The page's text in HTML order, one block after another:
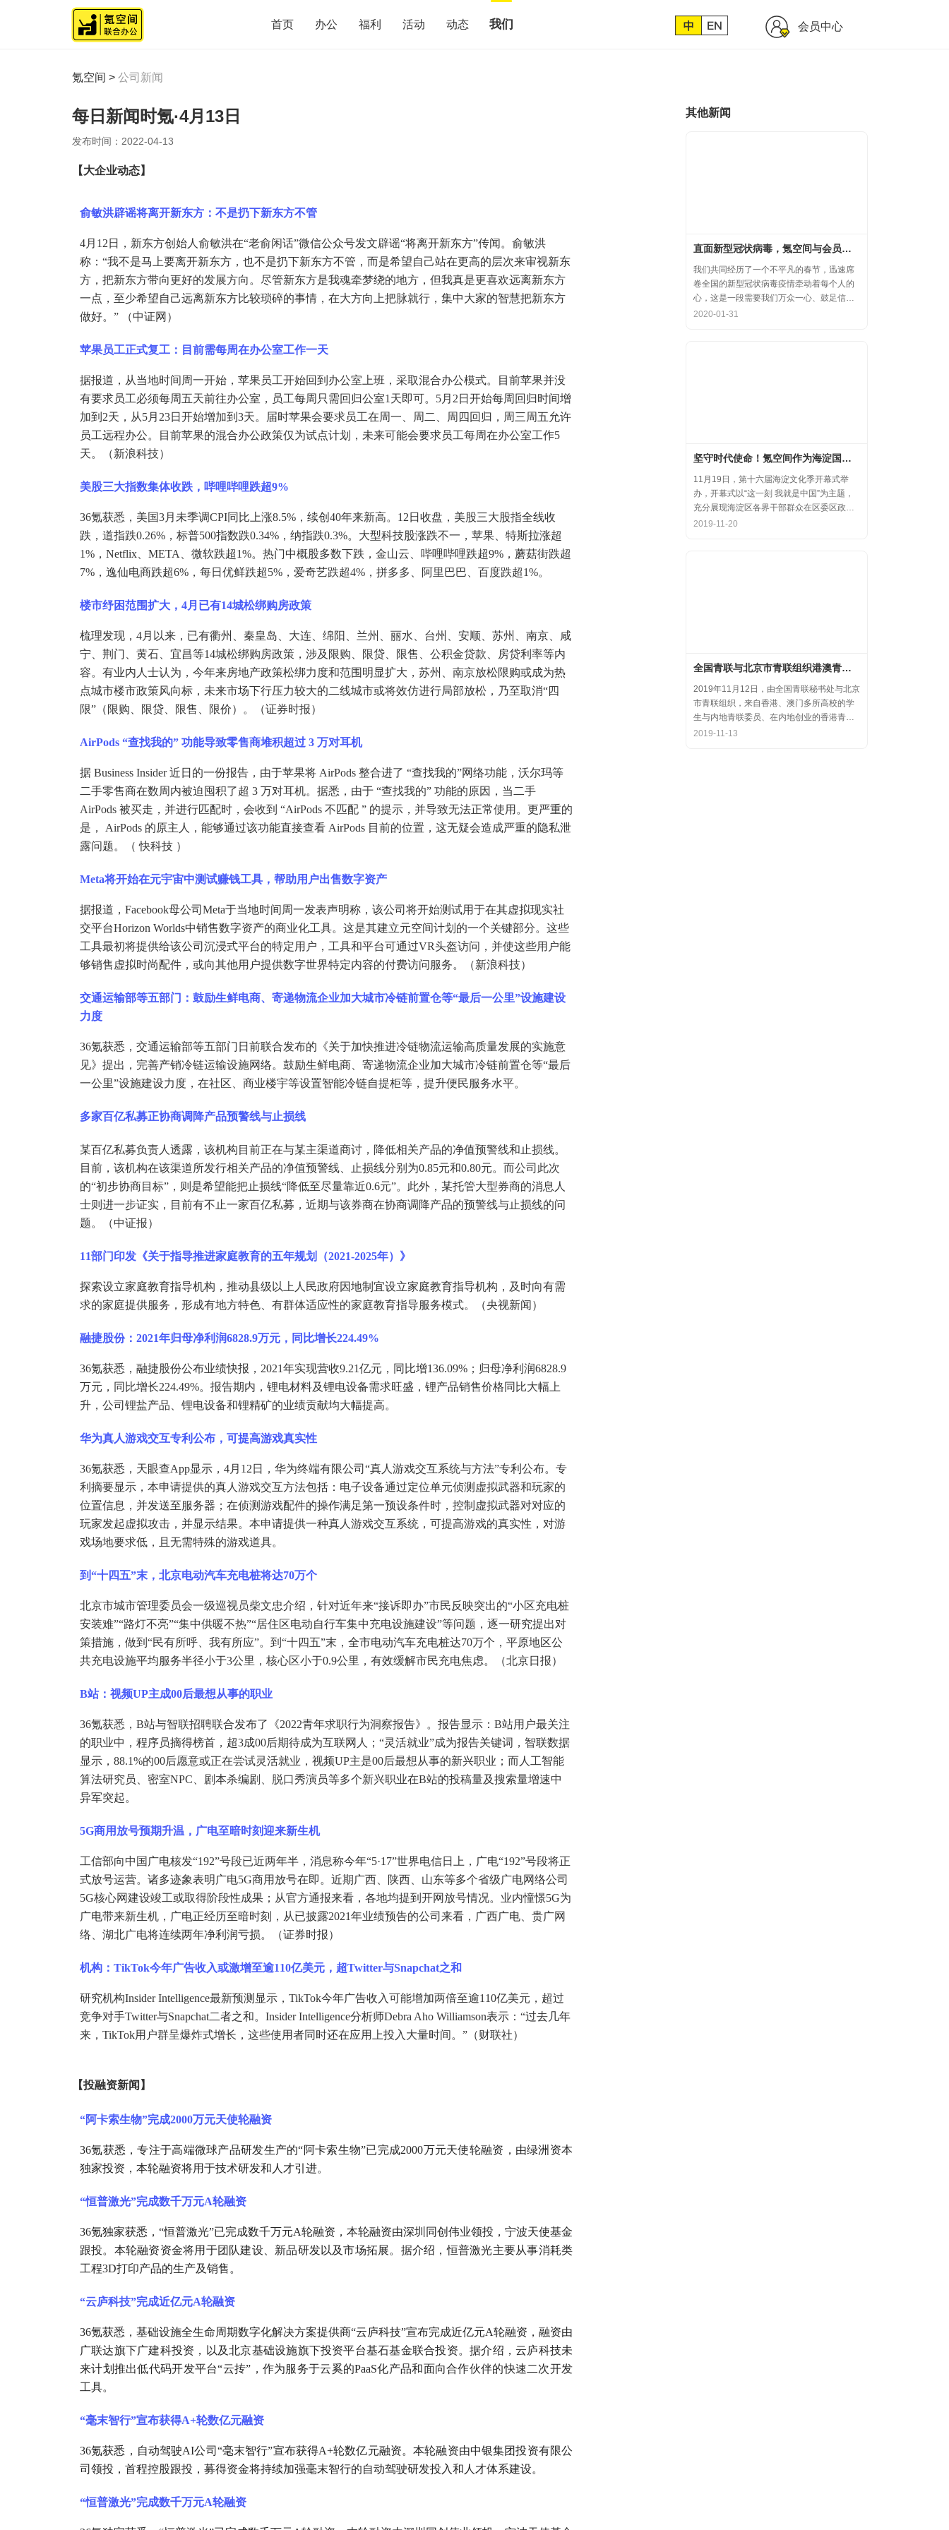
首页 办公 福利 活动 动态 我们 会员中心
氪空间 > 公司新闻
每日新闻时氪·4月13日
发布时间： 2022-04-13
【大企业动态】
俞敏洪辟谣将离开新东方：不是扔下新东方不管
4月12日，新东方创始人俞敏洪在“老俞闲话”微信公众号发文辟谣“将离开新东方”传闻。俞敏洪
称：“我不是马上要离开新东方，也不是扔下新东方不管，而是希望自己站在更高的层次来审视新东
方，把新东方带向更好的发展方向。尽管新东方是我魂牵梦绕的地方，但我真是更喜欢远离新东方
一点，至少希望自己远离新东方比较琐碎的事情，在大方向上把脉就行，集中大家的智慧把新东方
做好。” （中证网）
苹果员工正式复工：目前需每周在办公室工作一天
据报道，从当地时间周一开始，苹果员工开始回到办公室上班，采取混合办公模式。目前苹果并没
有要求员工必须每周五天前往办公室，员工每周只需回归公室1天即可。5月2日开始每周回归时间增
加到2天，从5月23日开始增加到3天。届时苹果会要求员工在周一、周二、周四回归，周三周五允许
员工远程办公。目前苹果的混合办公政策仅为试点计划，未来可能会要求员工每周在办公室工作5
天。（新浪科技）
美股三大指数集体收跌，哔哩哔哩跌超9%
36氪获悉，美国3月未季调CPI同比上涨8.5%，续创40年来新高。12日收盘，美股三大股指全线收
跌，道指跌0.26%，标普500指数跌0.34%，纳指跌0.3%。大型科技股涨跌不一，苹果、特斯拉涨超
1%，Netflix、META、微软跌超1%。热门中概股多数下跌，金山云、哔哩哔哩跌超9%，蘑菇街跌超
7%，逸仙电商跌超6%，每日优鲜跌超5%，爱奇艺跌超4%，拼多多、阿里巴巴、百度跌超1%。
楼市纾困范围扩大， 4月已有14城松绑购房政策
梳理发现， 4月以来，已有衢州、秦皇岛、大连、绵阳、兰州、丽水、台州、安顺、苏州、南京、咸
宁、荆门、黄石、宜昌等14城松绑购房政策，涉及限购、限贷、限售、公积金贷款、房贷利率等内
容。有业内人士认为，今年来房地产政策松绑力度和范围明显扩大，苏州、南京放松限购或成为热
点城市楼市政策风向标，未来市场下行压力较大的二线城市或将效仿进行局部放松，乃至取消“四
限”（限购、限贷、限售、限价）。（证券时报）
AirPods “查找我的” 功能导致零售商堆积超过 3 万对耳机
据 Business Insider 近日的一份报告，由于苹果将 AirPods 整合进了 “查找我的”网络功能，沃尔玛等
二手零售商在数周内被迫囤积了超 3 万对耳机。据悉，由于 “查找我的” 功能的原因，当二手
AirPods 被买走，并进行匹配时，会收到 “AirPods 不匹配 ” 的提示，并导致无法正常使用。更严重的
是， AirPods 的原主人，能够通过该功能直接查看 AirPods 目前的位置，这无疑会造成严重的隐私泄
露问题。（ 快科技 ）
Meta将开始在元宇宙中测试赚钱工具，帮助用户出售数字资产
据报道， Facebook母公司Meta于当地时间周一发表声明称，该公司将开始测试用于在其虚拟现实社
交平台Horizon Worlds中销售数字资产的商业化工具。这是其建立元空间计划的一个关键部分。这些
工具最初将提供给该公司沉浸式平台的特定用户，工具和平台可通过VR头盔访问，并使这些用户能
够销售虚拟时尚配件，或向其他用户提供数字世界特定内容的付费访问服务。（新浪科技）
交通运输部等五部门：鼓励生鲜电商、寄递物流企业加大城市冷链前置仓等“最后一公里”设施建设
力度
36氪获悉，交通运输部等五部门日前联合发布的《关于加快推进冷链物流运输高质量发展的实施意
见》提出，完善产销冷链运输设施网络。鼓励生鲜电商、寄递物流企业加大城市冷链前置仓等“最后
一公里”设施建设力度，在社区、商业楼宇等设置智能冷链自提柜等，提升便民服务水平。
多家百亿私募正协商调降产品预警线与止损线
某百亿私募负责人透露，该机构目前正在与某主渠道商讨，降低相关产品的净值预警线和止损线。
目前，该机构在该渠道所发行相关产品的净值预警线、止损线分别为0.85元和0.80元。而公司此次
的“初步协商目标”，则是希望能把止损线“降低至尽量靠近0.6元”。此外，某托管大型券商的消息人
士则进一步证实，目前有不止一家百亿私募，近期与该券商在协商调降产品的预警线与止损线的问
题。（中证报）
11部门印发《关于指导推进家庭教育的五年规划（2021-2025年）》
探索设立家庭教育指导机构，推动县级以上人民政府因地制宜设立家庭教育指导机构，及时向有需
求的家庭提供服务，形成有地方特色、有群体适应性的家庭教育指导服务模式。（央视新闻）
融捷股份： 2021年归母净利润6828.9万元，同比增长224.49%
36氪获悉，融捷股份公布业绩快报，2021年实现营收9.21亿元，同比增136.09%；归母净利润6828.9
万元，同比增长224.49%。报告期内，锂电材料及锂电设备需求旺盛，锂产品销售价格同比大幅上
升，公司锂盐产品、锂电设备和锂精矿的业绩贡献均大幅提高。
华为真人游戏交互专利公布，可提高游戏真实性
36氪获悉，天眼查App显示，4月12日，华为终端有限公司“真人游戏交互系统与方法”专利公布。专
利摘要显示，本申请提供的真人游戏交互方法包括：电子设备通过定位单元侦测虚拟武器和玩家的
位置信息，并发送至服务器；在侦测游戏配件的操作满足第一预设条件时，控制虚拟武器对对应的
玩家发起虚拟攻击，并显示结果。本申请提供一种真人游戏交互系统，可提高游戏的真实性，对游
戏场地要求低，且无需特殊的游戏道具。
到“十四五”末，北京电动汽车充电桩将达70万个
北京市城市管理委员会一级巡视员柴文忠介绍，针对近年来“接诉即办”市民反映突出的“小区充电桩
安装难”“路灯不亮”“集中供暖不热”“居住区电动自行车集中充电设施建设”等问题，逐一研究提出对
策措施，做到“民有所呼、我有所应”。到“十四五”末，全市电动汽车充电桩达70万个，平原地区公
共充电设施平均服务半径小于3公里，核心区小于0.9公里，有效缓解市民充电焦虑。（北京日报）
B站：视频UP主成00后最想从事的职业
36氪获悉，B站与智联招聘联合发布了《2022青年求职行为洞察报告》。报告显示：B站用户最关注
的职业中，程序员摘得榜首，超3成00后期待成为互联网人；“灵活就业”成为报告关键词，智联数据
显示，88.1%的00后愿意或正在尝试灵活就业，视频UP主是00后最想从事的新兴职业；而人工智能
算法研究员、密室NPC、剧本杀编剧、脱口秀演员等多个新兴职业在B站的投稿量及搜索量增速中
异军突起。
5G商用放号预期升温，广电至暗时刻迎来新生机
工信部向中国广电核发“192”号段已近两年半，消息称今年“5·17”世界电信日上，广电“192”号段将正
式放号运营。诸多迹象表明广电5G商用放号在即。近期广西、陕西、山东等多个省级广电网络公司
5G核心网建设竣工或取得阶段性成果；从官方通报来看，各地均提到开网放号情况。业内憧憬5G为
广电带来新生机，广电正经历至暗时刻，从已披露2021年业绩预告的公司来看，广西广电、贵广网
络、湖北广电将连续两年净利润亏损。（证券时报）
机构： TikTok今年广告收入或激增至逾110亿美元，超Twitter与Snapchat之和
研究机构Insider Intelligence最新预测显示，TikTok今年广告收入可能增加两倍至逾110亿美元，超过
竞争对手Twitter与Snapchat二者之和。Insider Intelligence分析师Debra Aho Williamson表示：“过去几年
来，TikTok用户群呈爆炸式增长，这些使用者同时还在应用上投入大量时间。”（财联社）
【投融资新闻 】
“阿卡索生物”完成2000万元天使轮融资
36氪获悉，专注于高端微球产品研发生产的“阿卡索生物”已完成2000万元天使轮融资，由绿洲资本
独家投资，本轮融资将用于技术研发和人才引进。
“恒普激光”完成数千万元A轮融资
36氪独家获悉，“恒普激光”已完成数千万元A轮融资，本轮融资由深圳同创伟业领投，宁波天使基金
跟投。本轮融资资金将用于团队建设、新品研发以及市场拓展。据介绍，恒普激光主要从事消耗类
工程3D打印产品的生产及销售。
“云庐科技”完成近亿元A轮融资
36氪获悉，基础设施全生命周期数字化解决方案提供商“云庐科技”宣布完成近亿元A轮融资，融资由
广联达旗下广建科投资，以及北京基础设施旗下投资平台基石基金联合投资。据介绍，云庐科技未
来计划推出低代码开发平台“云抟”，作为服务于云奚的PaaS化产品和面向合作伙伴的快速二次开发
工具。
“毫末智行”宣布获得A+轮数亿元融资
36氪获悉，自动驾驶AI公司“毫末智行”宣布获得A+轮数亿元融资。本轮融资由中银集团投资有限公
司领投，首程控股跟投，募得资金将持续加强毫末智行的自动驾驶研发投入和人才体系建设。
“恒普激光”完成数千万元A轮融资
其他新闻
直面新型冠状病毒，氪空间与会员协力共氪疫情
我们共同经历了一个不平凡的春节，迅速席
卷全国的新型冠状病毒疫情牵动着每个人的
心，这是一段需要我们万众一心、鼓足信心
的时期，氪空间希望和优秀的你们在一起，
2020-01-31
坚守时代使命！氪空间作为海淀国庆游园保障先进代表亮相
11月19日，第十六届海淀文化季开幕式举
办，开幕式以“这一刻 我就是中国”为主题，
充分展现海淀区各界干部群众在区委区政府
的坚强领导下，在国庆服务保障工作中表现
2019-11-20
全国青联与北京市青联组织港澳青年代表参访氪空间
2019年11月12日，由全国青联秘书处与北京
市青联组织，来自香港、澳门多所高校的学
生与内地青联委员、在内地创业的香港青年
代表，围绕“融入国家大发展，拥抱创业新天
2019-11-13